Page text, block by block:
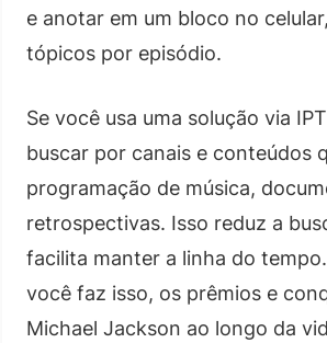
e anotar em um bloco no
tópicos por episódio.
Se você usa uma solução via
buscar por canais e conteúdos
programação de música,
retrospectivas. Isso reduz a
facilita manter a linha do
você faz isso, os prêmios e
Michael Jackson ao longo da